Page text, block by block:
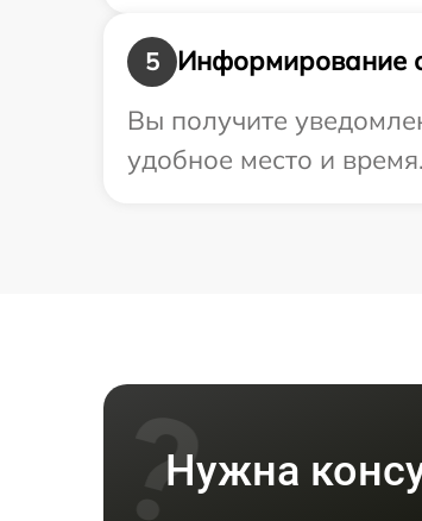
5
Информирование
Вы получите
удобное место и время.
Нужна